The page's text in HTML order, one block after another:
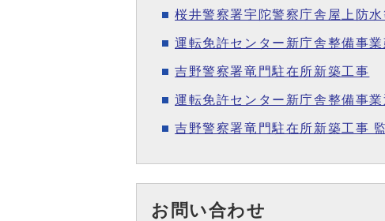
桜井警察署宇陀警察庁舎屋上防
運転免許センター新庁舎整備事
吉野警察署竜門駐在所新築工事
運転免許センター新庁舎整備事
吉野警察署竜門駐在所新築工事
お問い合わせ